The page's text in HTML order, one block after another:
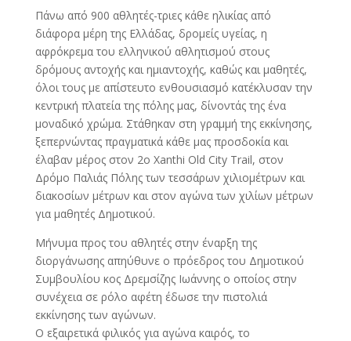
Πάνω από 900 αθλητές-τριες κάθε ηλικίας από
διάφορα μέρη της Ελλάδας, δρομείς υγείας, η
αφρόκρεμα του ελληνικού αθλητισμού στους
δρόμους αντοχής και ημιαντοχής, καθώς και μαθητές,
όλοι τους με απίστευτο ενθουσιασμό κατέκλυσαν την
κεντρική πλατεία της πόλης μας, δίνοντάς της ένα
μοναδικό χρώμα. Στάθηκαν στη γραμμή της εκκίνησης,
ξεπερνώντας πραγματικά κάθε μας προσδοκία και
έλαβαν μέρος στον 2ο Xanthi Old City Trail, στον
Δρόμο Παλιάς Πόλης των τεσσάρων χιλιομέτρων και
διακοσίων μέτρων και στον αγώνα των χιλίων μέτρων
για μαθητές Δημοτικού.
Μήνυμα προς του αθλητές στην έναρξη της
διοργάνωσης απηύθυνε ο πρόεδρος του Δημοτικού
Συμβουλίου κος Δρεμσίζης Ιωάννης ο οποίος στην
συνέχεια σε ρόλο αφέτη έδωσε την πιστολιά
εκκίνησης των αγώνων.
Ο εξαιρετικά φιλικός για αγώνα καιρός, το